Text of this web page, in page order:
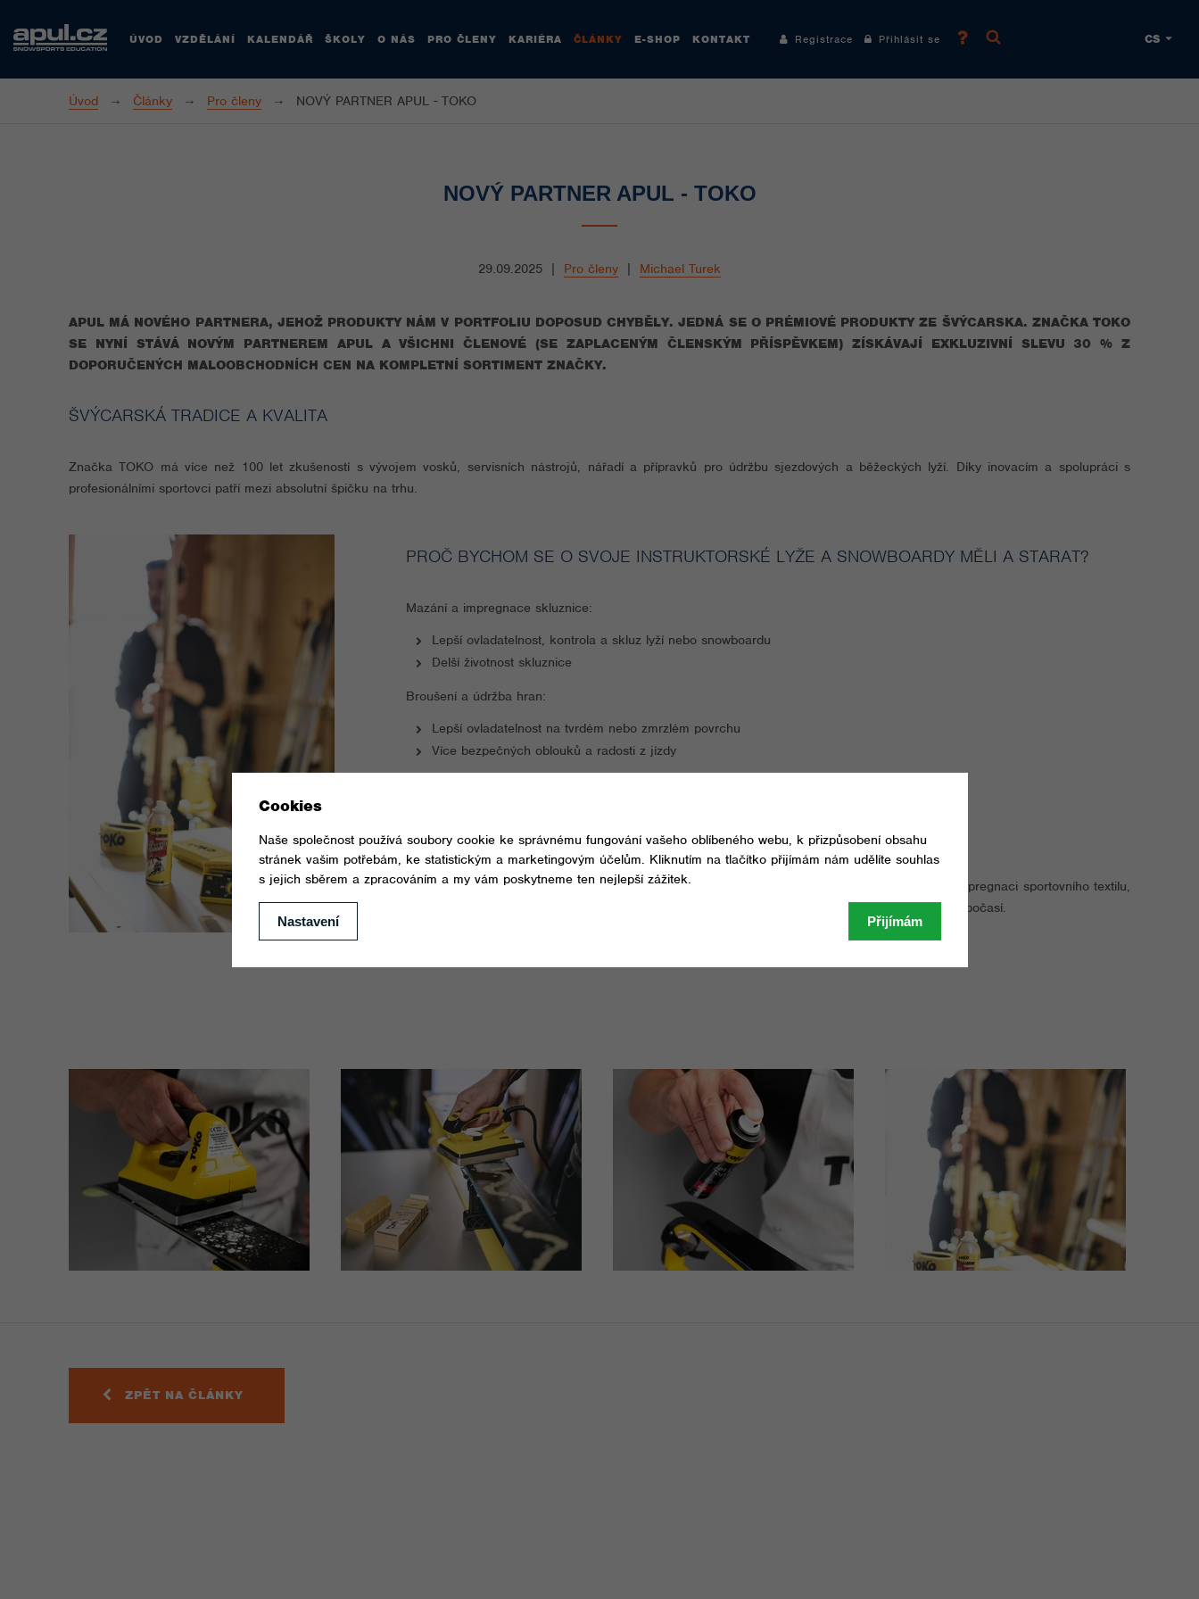
ÚVOD VZDĚLÁNÍ KALENDÁŘ ŠKOLY O NÁS PRO ČLENY KARIÉRA ČLÁNKY E-SHOP KONTAKT Registrace Přihlásit se CS
Úvod Články Pro členy NOVÝ PARTNER APUL - TOKO
NOVÝ PARTNER APUL - TOKO
29.09.2025 | Pro členy | Michael Turek
APUL MÁ NOVÉHO PARTNERA, JEHOŽ PRODUKTY NÁM V PORTFOLIU DOPOSUD CHYBĚLY. JEDNÁ SE O PRÉMIOVÉ PRODUKTY ZE ŠVÝCARSKA. ZNAČKA TOKO
SE NYNÍ STÁVÁ NOVÝM PARTNEREM APUL A VŠICHNI ČLENOVÉ (SE ZAPLACENÝM ČLENSKÝM PŘÍSPĚVKEM) ZÍSKÁVAJÍ EXKLUZIVNÍ SLEVU 30 % Z
DOPORUČENÝCH MALOOBCHODNÍCH CEN NA KOMPLETNÍ SORTIMENT ZNAČKY.
ŠVÝCARSKÁ TRADICE A KVALITA
Značka TOKO má více než 100 let zkušeností s vývojem vosků, servisních nástrojů, nářadí a přípravků pro údržbu sjezdových a běžeckých lyží. Díky inovacím a spolupráci s
profesionálními sportovci patří mezi absolutní špičku na trhu.
PROČ BYCHOM SE O SVOJE INSTRUKTORSKÉ LYŽE A SNOWBOARDY MĚLI A STARAT?
Mazání a impregnace skluznice:
Lepší ovladatelnost, kontrola a skluz lyží nebo snowboardu
Delší životnost skluznice
Broušení a údržba hran:
Lepší ovladatelnost na tvrdém nebo zmrzlém povrchu
Více bezpečných oblouků a radosti z jízdy
NEJEN PRO LYŽE NEBO SNOWBOARDY
V nabídce značky najdete i řadu TOKO Care Line, což jsou ekologické prostředky na praní a impregnaci sportovního textilu,
obuvi i vybavení. Špičkové impregnace zajistí, že zůstanete v suchu a pohodlí i v tom nejhorším počasí.
ZPĚT NA ČLÁNKY